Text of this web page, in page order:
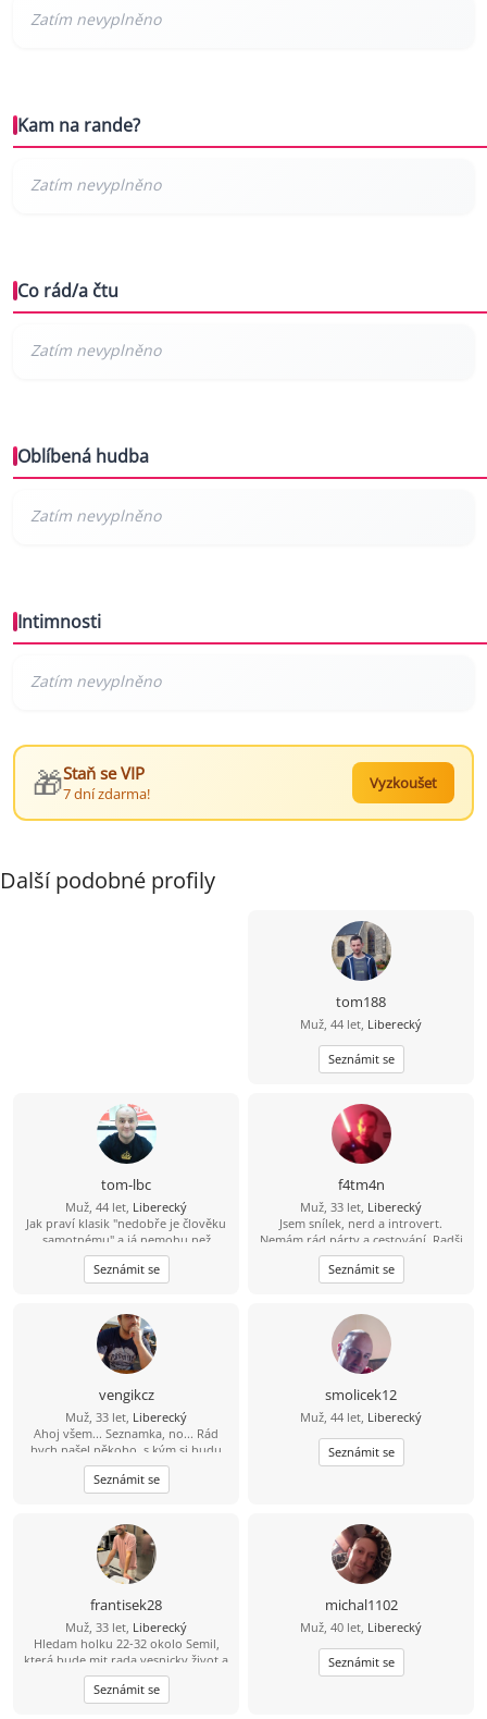
Kam na rande?
Co rád/a čtu
Oblíbená hudba
Intimnosti
🎁Staň se VIP
7 dní zdarma!
Vyzkoušet
Další podobné profily
tom188
Muž, 44 let, Liberecký
Seznámit se
tom-lbc
Muž, 44 let, Liberecký
Jak praví klasik "nedobře je člověku
samotnému" a já nemohu než
souhlasit. Hledám fajn Liberečandu,
ideálně veselou baculku co ráda
vaří/peče, neb já rád jím :-D A teď
ani lacinou pracovní silou, ale chci
být ženě přínosem svou společností.
Rád bych ideálně ženu se vším
všudy, ale jsem vděčen i za "pouhé"
přátelství, samota je zkrátka krutá :-(
Seznámit se
f4tm4n
Muž, 33 let, Liberecký
Jsem snílek, nerd a introvert.
Nemám rád párty a cestování. Radši
si čtu nebo se projdu a rád
modelařím. Jsem romantik a doufám
že mi osud nějak přihraje do cesty
klid a pomalý život. Hledám něco do
čeho rád naliju zbylé roky života, ne
jednodenní romanci. Když mi řekneš
že dáváš na čaj a pak si pustíme dvě
věže máš vyhráno :D
Seznámit se
vengikcz
Muž, 33 let, Liberecký
Ahoj všem... Seznamka, no... Rád
bych našel někoho, s kým si budu
rozumět a hlavně bych byl rád,
kdyby v tom byla i důvěra, tu mám
teĎ podkopanou asi nejvíce... :)
Seznámit se
smolicek12
Muž, 44 let, Liberecký
Seznámit se
frantisek28
Muž, 33 let, Liberecký
Hledam holku 22-32 okolo Semil,
která bude mit rada vesnicky život a
zaroven mezinarodni (jazyky, atd)
upřijmná, loajalni a bezdětna ktery
bude chtit časem založit rodinu.
Seznámit se
michal1102
Muž, 40 let, Liberecký
Seznámit se